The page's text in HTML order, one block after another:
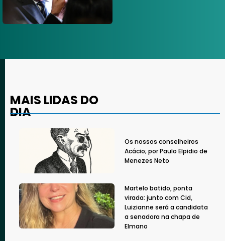
MAIS LIDAS DO
DIA
Os nossos conselheiros
Acácio; por Paulo Elpidio de
Menezes Neto
Martelo batido, ponta
virada: junto com Cid,
Luizianne será a candidata
a senadora na chapa de
Elmano